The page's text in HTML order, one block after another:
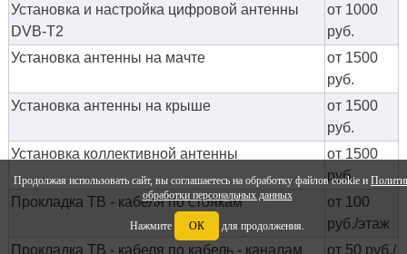
Продолжая использовать сайт, вы соглашаетесь на обработку файлов cookie и
обработки персональных данных
Нажмите ОК для продолжения.
Установка и настройка цифровой антенны
DVB-T2
от 1000
руб.
Установка антенны на мачте
от 1500
руб.
Установка антенны на крыше
от 1500
руб.
Установка коллективной антенны
от 1500
руб.
Прокладка ТВ - кабеля по стоякам
от 100
руб./этаж
Прокладка ТВ - кабеля по кабель - каналам
от 50 руб./